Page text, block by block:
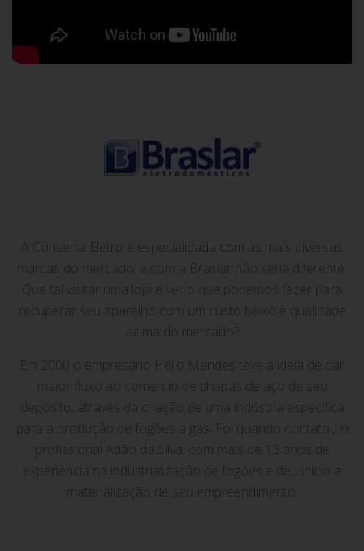
A Conserta Eletro é especialidada com as mais diversas
marcas do mercado, e com a Braslar não seria diferente.
Que tal visitar uma loja e ver o que podemos fazer para
recuperar seu aparelho com um custo baixo e qualidade
acima do mercado?
Em 2000 o empresário Hélio Mendes teve a ideia de dar
maior fluxo ao comércio de chapas de aço de seu
depósito, através da criação de uma indústria específica
para a produção de fogões a gás. Foi quando contatou o
profissional Adão da Silva, com mais de 13 anos de
experiência na industrialização de fogões e deu início a
materialização de seu empreendimento.